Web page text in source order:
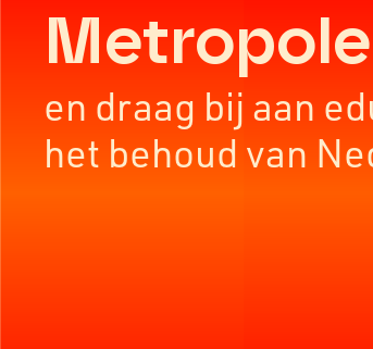
en draag bij aan
het behoud van